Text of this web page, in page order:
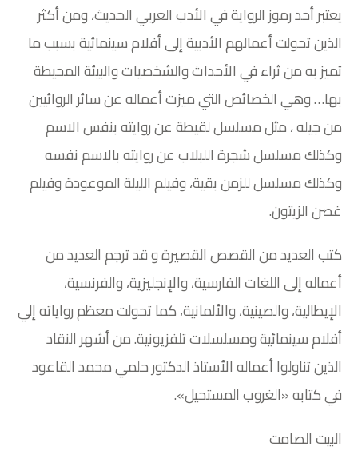
يعتبر أحد رموز الرواية في الأدب العربي الحديث، ومن أكثر
الذين تحولت أعمالهم الأدبية إلى أفلام سينمائية بسبب ما
تميز به من ثراء في الأحداث والشخصيات والبيئة المحيطة
بها… وهي الخصائص التي ميزت أعماله عن سائر الروائيين
من جيله ، مثل مسلسل لقيطة عن روايته بنفس الاسم
وكذلك مسلسل شجرة اللبلاب عن روايته بالاسم نفسه
وكذلك مسلسل للزمن بقية، وفيلم الليلة الموعودة وفيلم
غصن الزيتون.
كتب العديد من القصص القصيرة و قد ترجم العديد من
أعماله إلى اللغات الفارسية، والإنجليزية، والفرنسية،
الإيطالية، والصينية، والألمانية، كما تحولت معظم رواياته إلي
أفلام سينمائية ومسلسلات تلفزيونية. من أشهر النقاد
الذين تناولوا أعماله الأستاذ الدكتور حلمي محمد القاعود
في كتابه «الغروب المستحيل».
البيت الصامت